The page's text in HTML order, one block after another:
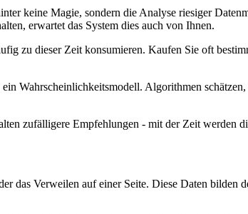
keine Magie, sondern die Analyse riesiger
erwartet das System dies auch von Ihnen.
zu dieser Zeit konsumieren. Kaufen Sie oft
Wahrscheinlichkeitsmodell. Algorithmen
zufälligere Empfehlungen - mit der Zeit werden
das Verweilen auf einer Seite. Diese Daten bilden